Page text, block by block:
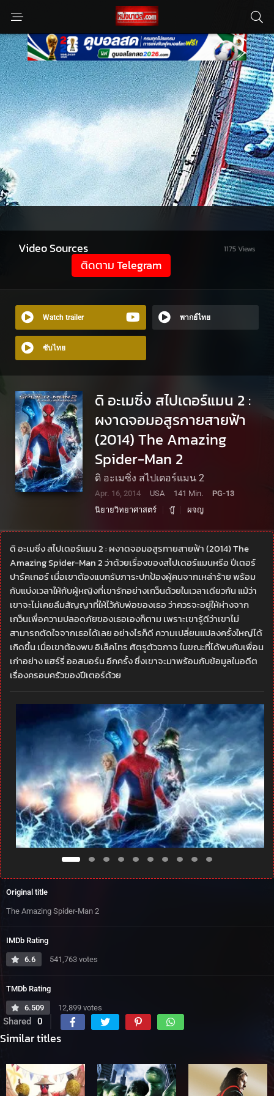
Video Sources 1175 Views
ติดตาม Telegram
Watch trailer พากย์ไทย
ซับไทย
ดิ อะเมซิ่ง สไปเดอร์แมน 2 :
ผงาดจอมอสูรกายสายฟ้า
(2014) The Amazing
Spider-Man 2
ดิ อะเมซิ่ง สไปเดอร์แมน 2
Apr. 16, 2014 USA 141 Min.
PG-13
นิยายวิทยาศาสตร์
บู๊ ผจญ
ดิ อะเมซิ่ง สไปเดอร์แมน 2 : ผงาดจอมอสูรกายสายฟ้า (2014) The
Amazing Spider-Man 2 ว่าด้วยเรื่องของสไปเดอร์แมนหรือ ปีเตอร์
ปาร์คเกอร์ เมื่อเขาต้องแบกรับภาระปกป้องผู้คนจากเหล่าร้าย พร้อม
กับแบ่งเวลาให้กับผู้หญิงที่เขารักอย่างเกว็นด้วยในเวลาเดียวกัน แม้ว่า
เขาจะไม่เคยลืมสัญญาที่ให้ไว้กับพ่อของเธอ ว่าควรจะอยู่ให้ห่างจาก
เกว็นเพื่อความปลอดภัยของเธอเองก็ตาม เพราะเขารู้ดีว่าเขาไม่
สามารถตัดใจจากเธอได้เลย อย่างไรก็ดี ความเปลี่ยนแปลงครั้งใหญ่ได้
เกิดขึ้น เมื่อเขาต้องพบ อิเล็คโทร ศัตรูตัวฉกาจ ในขณะที่ได้พบกับเพื่อน
เก่าอย่าง แฮร์รี่ ออสบอร์น อีกครั้ง ซึ่งเขาจะมาพร้อมกับข้อมูลในอดีต
เรื่องครอบครัวของปีเตอร์ด้วย
Original title
The Amazing Spider-Man 2
IMDb Rating
6.6 541,763 votes
TMDb Rating
6.509 12,899 votes
Shared 0
Similar titles